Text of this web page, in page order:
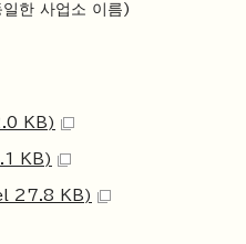
한 사업소 이름)
KB)
KB)
27.8 KB)